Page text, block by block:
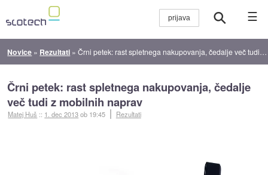
☰
Novice » Rezultati »Črni petek: rast spletnega nakupovanja, čedalje več tudi z mobilnih naprav
Črni petek: rast spletnega nakupovanja, čedalje
več tudi z mobilnih naprav
Matej Huš :: 1. dec 2013ob 19:45 Rezultati